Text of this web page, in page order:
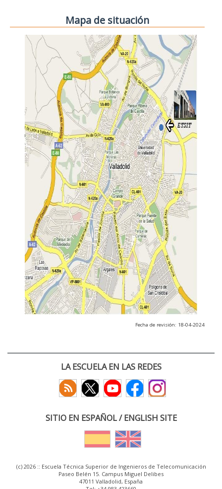
Mapa de situación
Fecha de revisión: 18-04-2024
LA ESCUELA EN LAS REDES
SITIO EN ESPAÑOL / ENGLISH SITE
(c) 2026 :: Escuela Técnica Superior de Ingenieros de Telecomunicación
Paseo Belén 15. Campus Miguel Delibes
47011 Valladolid, España